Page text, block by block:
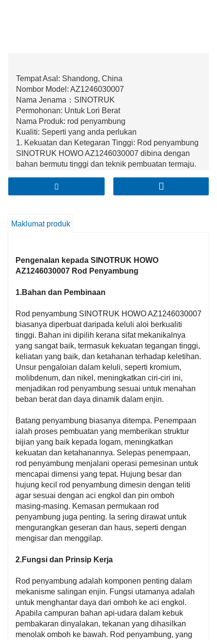
Tempat Asal: Shandong, China
Nombor Model: AZ1246030007
Nama Jenama：SINOTRUK
Permohonan: Untuk Lori Berat
Nama Produk: rod penyambung
Kualiti: Seperti yang anda perlukan
1. Kekuatan dan Ketegaran Tinggi: Rod penyambung
SINOTRUK HOWO AZ1246030007 dibina dengan
bahan bermutu tinggi dan teknik pembuatan termaju.
biasa, membolehkannya menahan daya dan tekanan
yang kuat dalam mekanisme salingan enjin,
2. Kejuruteraan Tepat dan Kesesuaian Optimum:
sempurna dalam pemasangan enjin. Kesesuaian
tepat ini meminimumkan mainan dan getaran,
dipertingkatkan, operasi yang lebih lancar dan
berkaitan.
3. Rintangan Keletihan Cemerlang: Terima kasih
kepada struktur dan sifat bahan yang direka dengan
teliti, ia menunjukkan rintangan keletihan yang luar
biasa. Ia boleh menahan kitaran pemuatan dan
pemunggahan berulang yang berlaku semasa
operasi enjin tanpa tunduk kepada kegagalan
pramatang, dengan itu mengekalkan integriti dan
kefungsian proses pemindahan kuasa enjin dalam
Maklumat produk
Pengenalan kepada SINOTRUK HOWO
AZ1246030007 Rod Penyambung
1.Bahan dan Pembinaan
Rod penyambung SINOTRUK HOWO AZ1246030007
biasanya diperbuat daripada keluli aloi berkualiti
tinggi. Bahan ini dipilih kerana sifat mekanikalnya
yang sangat baik, termasuk kekuatan tegangan tinggi,
keliatan yang baik, dan ketahanan terhadap keletihan.
Unsur pengaloian dalam keluli, seperti kromium,
molibdenum, dan nikel, meningkatkan ciri-ciri ini,
menjadikan rod penyambung sesuai untuk menahan
beban berat dan daya dinamik dalam enjin.
Batang penyambung biasanya ditempa. Penempaan
ialah proses pembuatan yang memberikan struktur
bijian yang baik kepada logam, meningkatkan
kekuatan dan ketahanannya. Selepas penempaan,
rod penyambung menjalani operasi pemesinan untuk
mencapai dimensi yang tepat. Hujung besar dan
hujung kecil rod penyambung dimesin dengan teliti
agar sesuai dengan aci engkol dan pin omboh
masing-masing. Kemasan permukaan rod
penyambung juga penting. Ia sering dirawat untuk
mengurangkan geseran dan haus, seperti dengan
mengisar dan menggilap.
2.Fungsi dan Prinsip Kerja
Rod penyambung adalah komponen penting dalam
mekanisme salingan enjin. Fungsi utamanya adalah
untuk menghantar daya dari omboh ke aci engkol.
Apabila campuran bahan api-udara dalam kebuk
pembakaran dinyalakan, tekanan yang dihasilkan
menolak omboh ke bawah. Rod penyambung, yang